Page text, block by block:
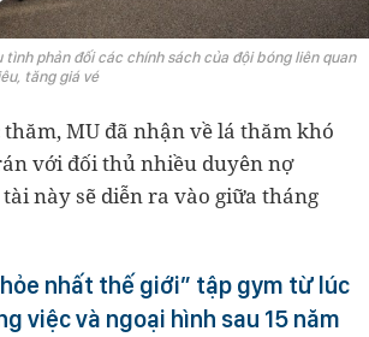
tình phản đối các chính sách của đội bóng liên quan
tăng giá vé
MU đã nhận về lá thăm khó
với đối thủ nhiều duyên nợ
này sẽ diễn ra vào giữa tháng
nhất thế giới” tập gym từ lúc
việc và ngoại hình sau 15 năm